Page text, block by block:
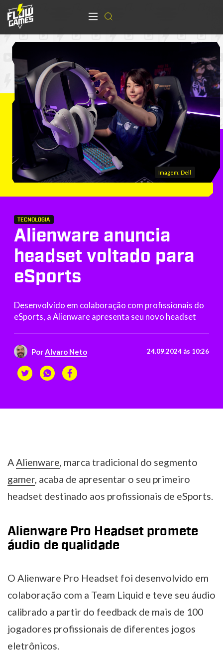
Imagem: Dell
TECNOLOGIA
Alienware anuncia
headset voltado para
eSports
Desenvolvido em colaboração com profissionais do
eSports, a Alienware apresenta seu novo headset
Por Alvaro Neto 24.09.2024 às 10:26
A Alienware , marca tradicional do segmento
gamer , acaba de apresentar o seu primeiro
headset destinado aos profissionais de eSports.
Alienware Pro Headset promete
áudio de qualidade
O Alienware Pro Headset foi desenvolvido em
colaboração com a Team Liquid e teve seu áudio
calibrado a partir do feedback de mais de 100
jogadores profissionais de diferentes jogos
eletrônicos.